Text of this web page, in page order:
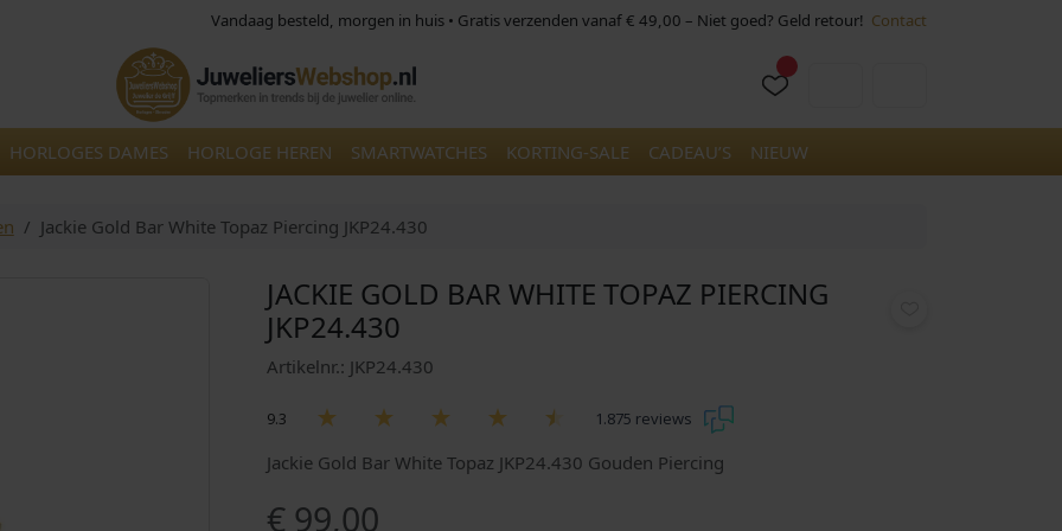
Vandaag besteld, morgen in huis • Gratis verzenden vanaf € 49,00 – Niet goed? Geld retour! Contact
HORLOGES DAMES HORLOGE HEREN SMARTWATCHES KORTING-SALE CADEAU’S NIEUW
Jackie Gold Bar White Topaz Piercing JKP24.430
JACKIE GOLD BAR WHITE TOPAZ PIERCING
JKP24.430
Artikelnr.: JKP24.430
9.3 1.875 reviews
Jackie Gold Bar White Topaz JKP24.430 Gouden Piercing
€ 99,00